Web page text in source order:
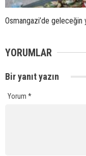
Osmangazi’de geleceğin
YORUMLAR
Bir yanıt yazın
Yorum *